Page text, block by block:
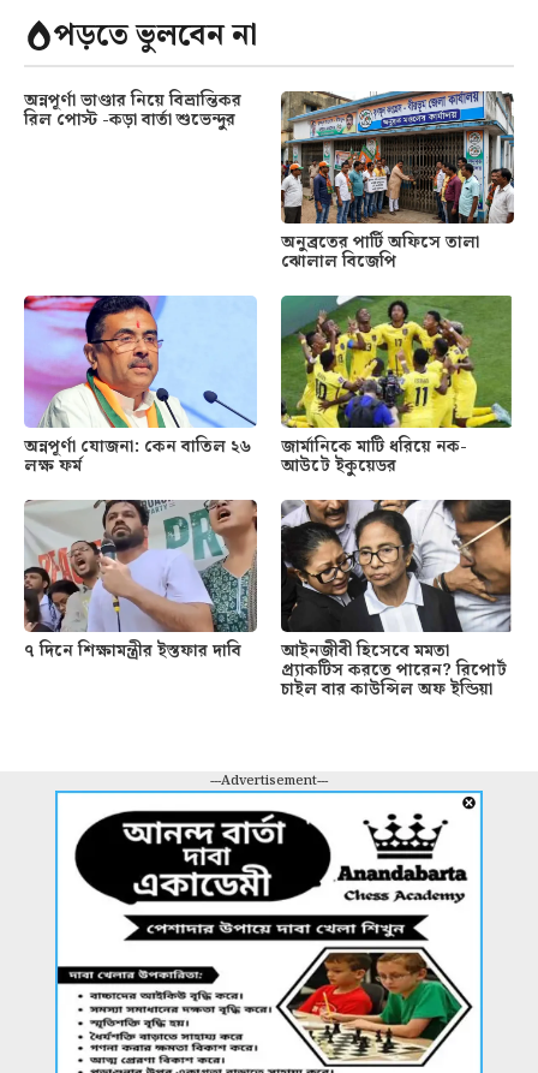
পড়তে ভুলবেন না
অন্নপূর্ণা ভাণ্ডার নিয়ে বিভ্রান্তিকর
রিল পোস্ট -কড়া বার্তা শুভেন্দুর
অনুব্রতের পার্টি অফিসে তালা
ঝোলাল বিজেপি
অন্নপূর্ণা যোজনা: কেন বাতিল ২৬
লক্ষ ফর্ম
জার্মানিকে মাটি ধরিয়ে নক-
আউটে ইকুয়েডর
৭ দিনে শিক্ষামন্ত্রীর ইস্তফার দাবি আইনজীবী হিসেবে মমতা
প্র্যাকটিস করতে পারেন? রিপোর্ট
চাইল বার কাউন্সিল অফ ইন্ডিয়া
---Advertisement---